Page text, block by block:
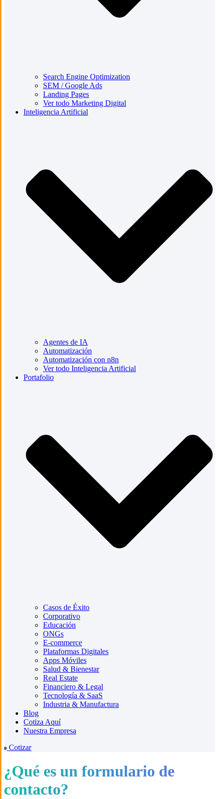
Search Engine Optimization
SEM / Google Ads
Landing Pages
Ver todo Marketing Digital
Inteligencia Artificial
Agentes de IA
Automatización
Automatización con n8n
Ver todo Inteligencia Artificial
Portafolio
Casos de Éxito
Corporativo
Educación
ONGs
E-commerce
Plataformas Digitales
Apps Móviles
Salud & Bienestar
Real Estate
Financiero & Legal
Tecnología & SaaS
Industria & Manufactura
Blog
Cotiza Aquí
Nuestra Empresa
Cotizar
¿Qué es un formulario de
contacto?